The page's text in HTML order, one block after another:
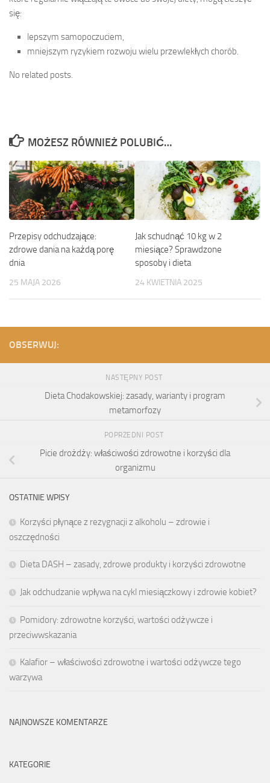
się:
lepszym samopoczuciem,
mniejszym ryzykiem rozwoju wielu przewlekłych chorób.
No related posts.
MOŻESZ RÓWNIEŻ POLUBIĆ…
Przepisy odchudzające:
zdrowe dania na każdą porę
dnia
25 MAJA 2026
Jak schudnąć 10 kg w 2
miesiące? Sprawdzone
sposoby i dieta
24 KWIETNIA 2025
OBSERWUJ:
NASTĘPNY POST
Dieta Chodakowskiej: zasady, warianty i program
metamorfozy
POPRZEDNI POST
Picie drożdży: właściwości zdrowotne i korzyści dla
organizmu
OSTATNIE WPISY
Korzyści płynące z rezygnacji z alkoholu – zdrowie i
oszczędności
Dieta DASH – zasady, zdrowe produkty i korzyści zdrowotne
Jak odchudzanie wpływa na cykl miesiączkowy i zdrowie kobiet?
Pomidory: zdrowotne korzyści, wartości odżywcze i
przeciwwskazania
Kalafior – właściwości zdrowotne i wartości odżywcze tego
warzywa
NAJNOWSZE KOMENTARZE
KATEGORIE